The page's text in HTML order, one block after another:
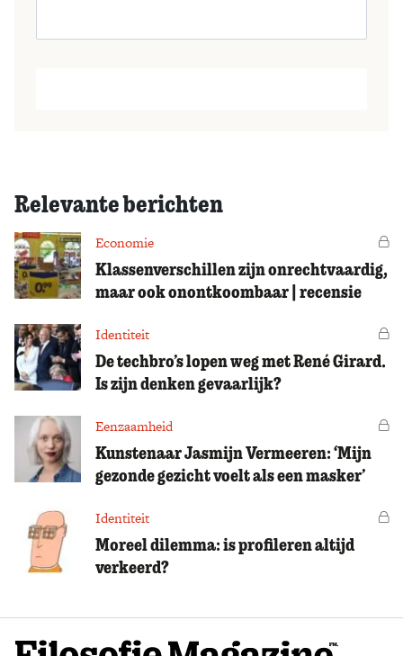
Relevante berichten
Economie
Klassenverschillen zijn onrechtvaardig,
maar ook onontkoombaar | recensie
Identiteit
De techbro’s lopen weg met René Girard.
Is zijn denken gevaarlijk?
Eenzaamheid
Kunstenaar Jasmijn Vermeeren: ‘Mijn
gezonde gezicht voelt als een masker’
Identiteit
Moreel dilemma: is profileren altijd
verkeerd?